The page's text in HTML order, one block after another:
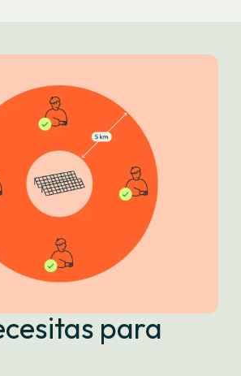
sentido.
en funcionamiento, las
de Mataró han obtenido, de
eléctrica (incluyendo el pago de
Y las personas que han podido adaptar
horas solares, han llegado a tener un
para